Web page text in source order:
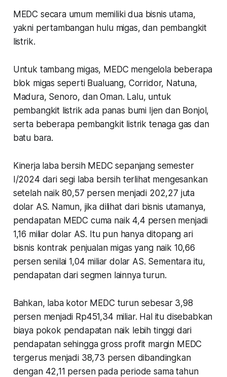
MEDC secara umum memiliki dua bisnis utama,
yakni pertambangan hulu migas, dan pembangkit
listrik.
Untuk tambang migas, MEDC mengelola beberapa
blok migas seperti Bualuang, Corridor, Natuna,
Madura, Senoro, dan Oman. Lalu, untuk
pembangkit listrik ada panas bumi Ijen dan Bonjol,
serta beberapa pembangkit listrik tenaga gas dan
batu bara.
Kinerja laba bersih MEDC sepanjang semester
I/2024 dari segi laba bersih terlihat mengesankan
setelah naik 80,57 persen menjadi 202,27 juta
dolar AS. Namun, jika dilihat dari bisnis utamanya,
pendapatan MEDC cuma naik 4,4 persen menjadi
1,16 miliar dolar AS. Itu pun hanya ditopang ari
bisnis kontrak penjualan migas yang naik 10,66
persen senilai 1,04 miliar dolar AS. Sementara itu,
pendapatan dari segmen lainnya turun.
Bahkan, laba kotor MEDC turun sebesar 3,98
persen menjadi Rp451,34 miliar. Hal itu disebabkan
biaya pokok pendapatan naik lebih tinggi dari
pendapatan sehingga gross profit margin MEDC
tergerus menjadi 38,73 persen dibandingkan
dengan 42,11 persen pada periode sama tahun